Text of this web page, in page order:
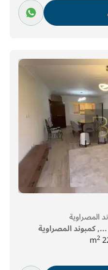
المصراوية
..., كمبوند المصراوية
2